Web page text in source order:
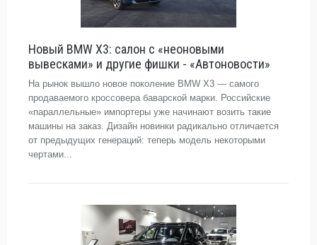
Новый BMW X3: салон с «неоновыми
вывесками» и другие фишки - «Автоновости»
На рынок вышло новое поколение BMW X3 — самого
продаваемого кроссовера баварской марки. Российские
«параллельные» импортеры уже начинают возить такие
машины на заказ. Дизайн новинки радикально отличается
от предыдущих генераций: теперь модель некоторыми
чертами...